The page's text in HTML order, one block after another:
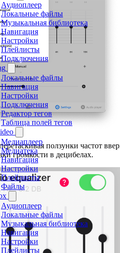
Аудиоплеер
Локальные файлы
Музыкальная библиотека
Навигация
Настройки
Плейлисты
Подключения
Локальные файлы
Навигация
Настройки
Подключения
Редактор тегов
Таблица полей тегов
Медиаплеер
Медиатека
Навигация
Настройки
Плейлисты
Файлы
Аудиоплеер
Локальные файлы
Музыкальная библиотека
Навигация
Настройки
Плейлисты
ползунки частот
громкости в децибелах.